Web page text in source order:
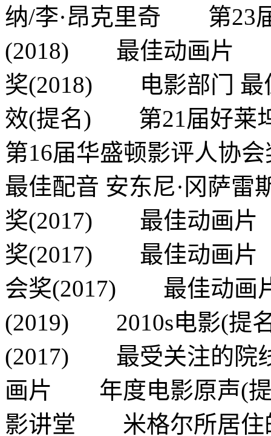
纳/李·昂克里奇 第23
(2018) 最佳动画片
奖(2018) 电影部门
效(提名) 第21届好
第16届华盛顿影评人
最佳配音 安东尼·冈萨
奖(2017) 最佳动画片
奖(2017) 最佳动画片
会奖(2017) 最佳动画
(2019) 2010s电影(提
(2017) 最受关注的院
画片 年度电影原声(
影讲堂 米格尔所居住